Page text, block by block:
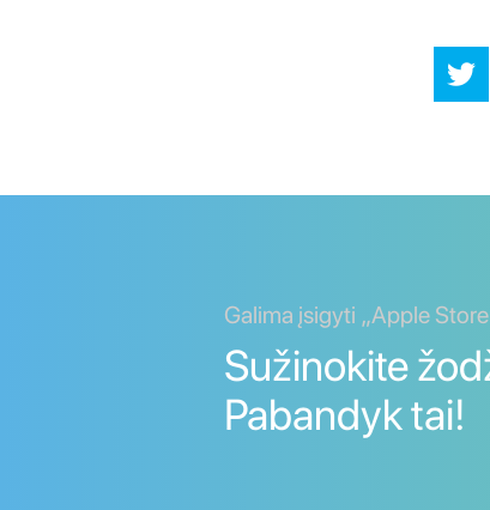
Galima įsigyti „Apple
Sužinokite
Pabandyk tai!